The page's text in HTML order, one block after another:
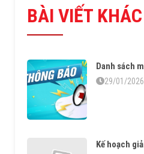
BÀI VIẾT KHÁC
29/01/2026